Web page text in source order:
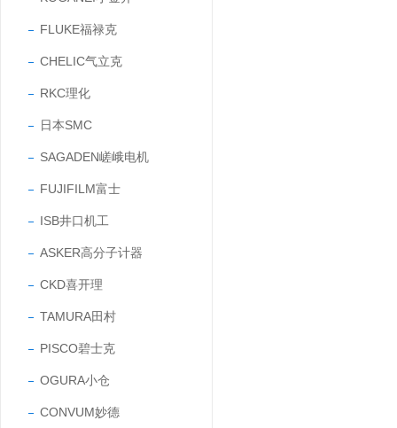
FLUKE福禄克
CHELIC气立克
RKC理化
日本SMC
SAGADEN嵯峨电机
FUJIFILM富士
ISB井口机工
ASKER高分子计器
CKD喜开理
TAMURA田村
PISCO碧士克
OGURA小仓
CONVUM妙德